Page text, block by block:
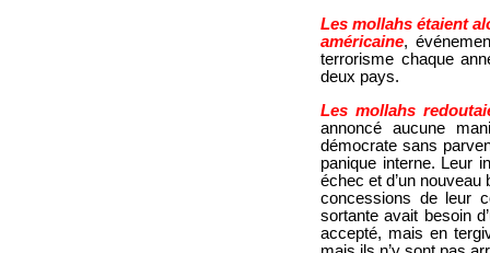
Les mollahs étaient
américaine,
terrorisme chaque
deux pays.
Les mollahs
annoncé aucune
démocrate sans
panique interne. Leur
échec et d’un
concessions de leur
sortante avait besoin
accepté, mais en